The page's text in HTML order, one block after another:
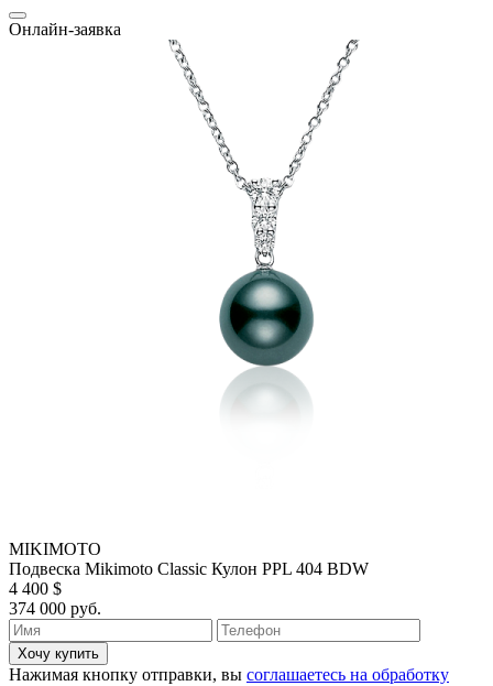
Онлайн-заявка
MIKIMOTO
Подвеска Mikimoto Classic Кулон PPL 404 BDW
4 400 $
374 000 руб.
Хочу купить
Нажимая кнопку отправки, вы соглашаетесь на обработку